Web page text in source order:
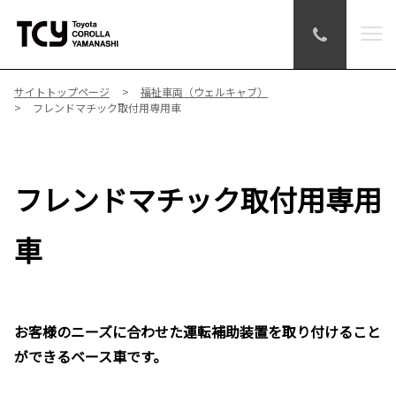
サイトトップページ
福祉車両（ウェルキャブ）
フレンドマチック取付用専用車
フレンドマチック取付用専用
車
お客様のニーズに合わせた運転補助装置を取り付けること
ができるベース車です。